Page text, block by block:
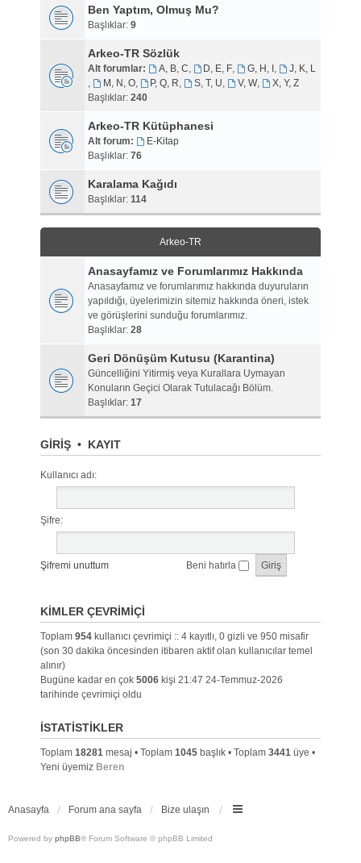
Ben Yaptım, Olmuş Mu?
Başlıklar: 9
Arkeo-TR Sözlük
Alt forumlar: A, B, C, D, E, F, G, H, I ,
J, K, L
,
M, N, O, P, Q, R, S, T, U, V, W,
X, Y, Z
Başlıklar: 240
Arkeo-TR Kütüphanesi
Alt forum:
E-Kitap
Başlıklar: 76
Karalama Kağıdı
Başlıklar: 114
Arkeo-TR
Anasayfamız ve Forumlarımız Hakkında
Anasayfamız ve forumlarımız hakkında duyuruların
yapıldığı, üyelerimizin sitemiz hakkında öneri, istek
ve görüşlerini sunduğu forumlarımız.
Başlıklar: 28
Geri Dönüşüm Kutusu (Karantina)
Güncelliğini Yitirmiş veya Kurallara Uymayan
Konuların Geçici Olarak Tutulacağı Bölüm.
Başlıklar: 17
GIRIŞ• KAYIT
Kullanıcı adı:
Şifre:
Şifremi unuttum Beni hatırla
KIMLER ÇEVRIMIÇI
Toplam 954kullanıcı çevrimiçi :: 4 kayıtlı, 0 gizli ve 950 misafir
(son 30 dakika öncesinden itibaren aktif olan kullanıcılar temel
alınır)
Bugüne kadar en çok 5006kişi 21:47 24-Temmuz-2026
tarihinde çevrimiçi oldu
İSTATISTIKLER
Toplam 18281mesaj • Toplam 1045başlık • Toplam 3441üye •
Yeni üyemiz Beren
Anasayfa Forum ana sayfa Bize ulaşın
Powered by phpBB® Forum Software © phpBB Limited